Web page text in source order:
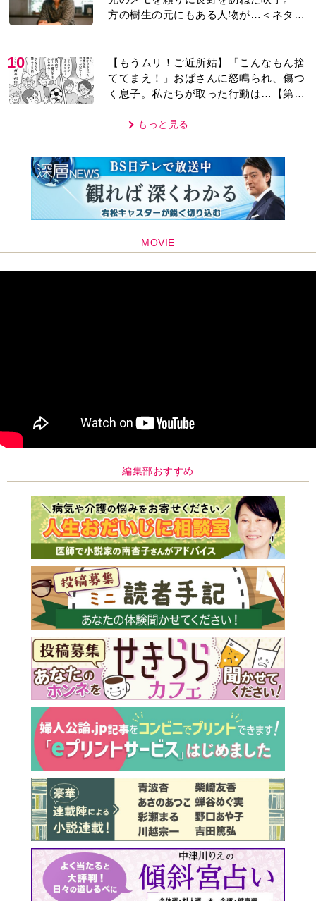
方の樹生の元にもある人物が…＜ネタバ
10
【もうムリ！ご近所姑】「こんなもん捨
ててまえ！」おばさんに怒鳴られ、傷つ
く息子。私たちが取った行動は…【第3
もっと見る
MOVIE
編集部おすすめ